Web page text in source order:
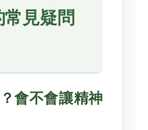
常見疑問
會不會讓精神